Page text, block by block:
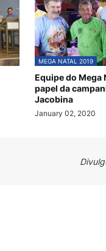
MEGA NATAL 2019
Equipe do Mega
papel da
Jacobina
January 02, 2020